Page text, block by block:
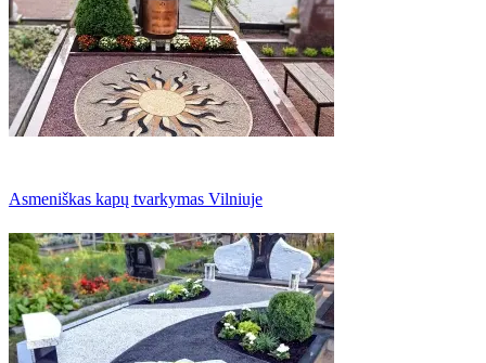
Asmeniškas kapų tvarkymas Vilniuje